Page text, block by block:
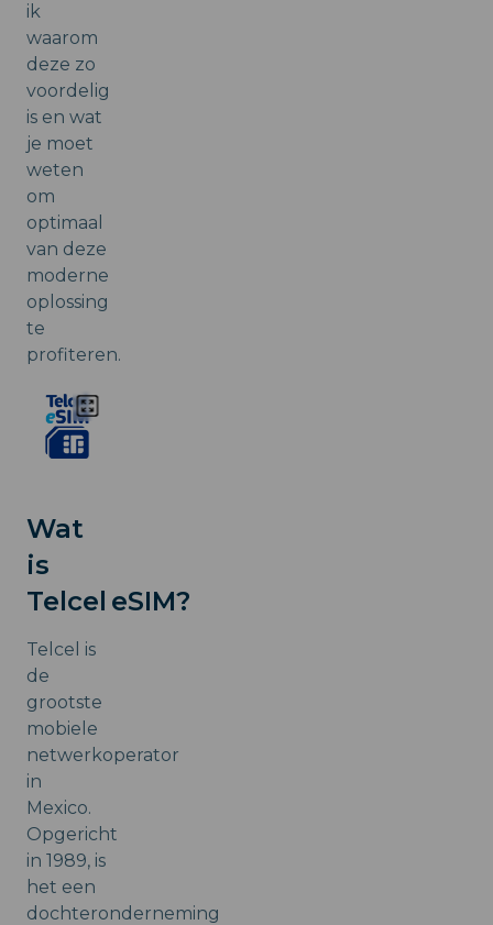
ik
waarom
deze zo
voordelig
is en wat
je moet
weten
om
optimaal
van deze
moderne
oplossing
te
profiteren.
Wat
is
Telcel eSIM?
Telcel is
de
grootste
mobiele
netwerkoperator
in
Mexico.
Opgericht
in 1989, is
het een
dochteronderneming